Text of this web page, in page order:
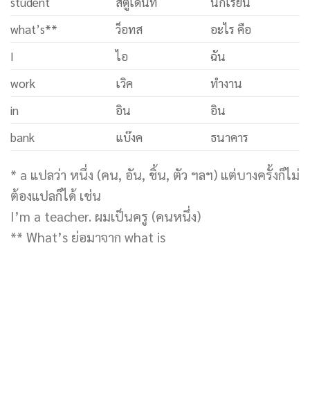
what’s**
ว็อทส
อะไร คือ
I
ไอ
ฉัน
work
เวิค
ทำงาน
in
อิน
อิน
bank
แบ๊งค ธนาคาร
* a แปลว่า หนึ่ง (คน, อัน, ชิ้น, ตัว ฯลฯ) แต่บางครั้งก็ไม่
ต้องแปลก็ได้ เช่น
I’m a teacher. ผมเป็นครู (คนหนึ่ง)
** What’s ย่อมาจาก what is